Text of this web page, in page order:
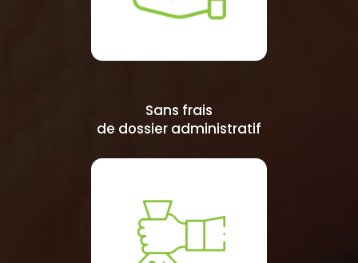
Sans frais
de dossier administratif